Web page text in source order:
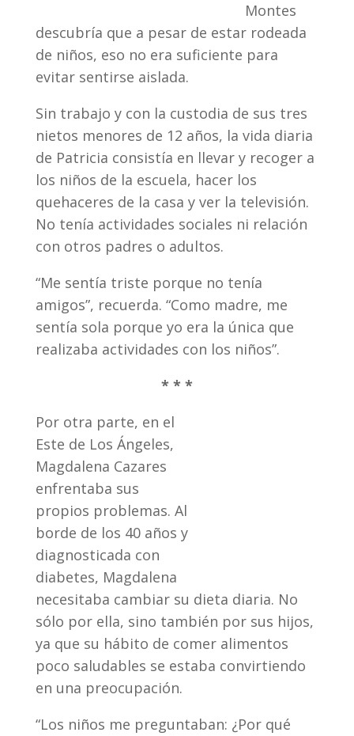
Montes
descubría que a pesar de estar rodeada
de niños, eso no era suficiente para
evitar sentirse aislada.
Sin trabajo y con la custodia de sus tres
nietos menores de 12 años, la vida diaria
de Patricia consistía en llevar y recoger a
los niños de la escuela, hacer los
quehaceres de la casa y ver la televisión.
No tenía actividades sociales ni relación
con otros padres o adultos.
“Me sentía triste porque no tenía
amigos”, recuerda. “Como madre, me
sentía sola porque yo era la única que
realizaba actividades con los niños”.
* * *
Por otra parte, en el
Este de Los Ángeles,
Magdalena Cazares
enfrentaba sus
propios problemas. Al
borde de los 40 años y
diagnosticada con
diabetes, Magdalena
necesitaba cambiar su dieta diaria. No
sólo por ella, sino también por sus hijos,
ya que su hábito de comer alimentos
poco saludables se estaba convirtiendo
en una preocupación.
“Los niños me preguntaban: ¿Por qué